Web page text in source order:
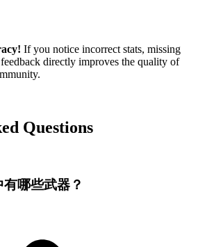
If you notice incorrect stats, missing
directly improves the quality of
Questions
哪些武器？